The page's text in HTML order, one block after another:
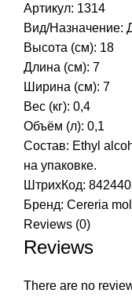
Артикул: 1314
Вид/Назначение:
Высота (см): 18
Длина (см): 7
Ширина (см): 7
Вес (кг): 0,4
Объём (л): 0,1
Состав: Ethyl
на упаковке.
ШтрихКод:
Бренд: Cereria
Reviews (0)
Reviews
There are no